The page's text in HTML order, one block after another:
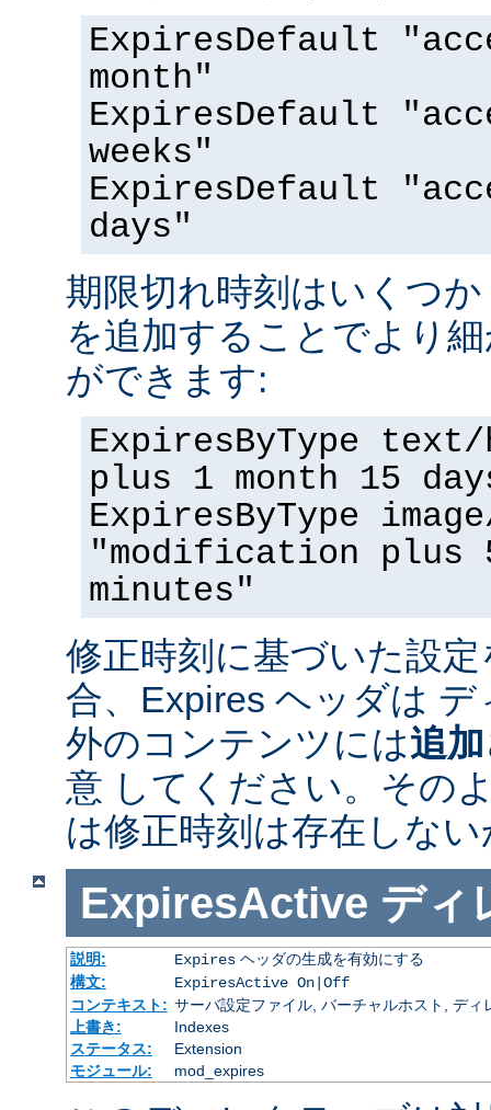
ExpiresDefault
month"
ExpiresDefault
weeks"
ExpiresDefault
days"
期限切れ時刻はいくつ
を追加することでより
ができます:
ExpiresByType
plus 1 month 15
ExpiresByType
"modification plus
minutes"
修正時刻に基づいた設
合、Expires ヘッダは
外のコンテンツには追
意 してください。その
は修正時刻は存在しな
ExpiresActive ディ
説明: Expiresヘッダの生成を有効にする
構文:
ExpiresActive On|Off
コンテキスト: サーバ設定ファイル, バーチャルホスト, ディ
上書き:
Indexes
ステータス:
Extension
モジュール:
mod_expires